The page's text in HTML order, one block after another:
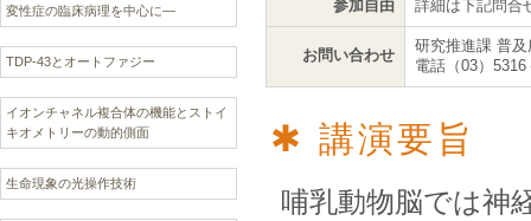
変性症の臨床病理を中心に—
TDP-43とオートファジー
イオンチャネル複合体の機能とストイ
キオメトリーの動的側面
生命現象の光操作技術
参加自由 詳細は下記問合
お問い合わせ
研究推進課 普及
電話（03）5316
講演要旨
哺乳動物脳では神